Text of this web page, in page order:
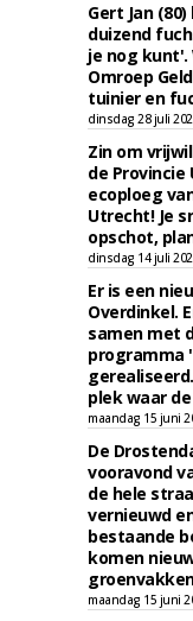
Gert Jan
duizend
je nog
Omroep
tuinier en
dinsdag 28 juli
Zin om
de Provincie
ecoploeg
Utrecht! Je
opschot,
dinsdag 14 juli
Er is een
Overdinkel.
samen met
programma
plek waar
maandag 15 juni
De
vooravond
de hele
vernieuwd
bestaande
komen
maandag 15 juni